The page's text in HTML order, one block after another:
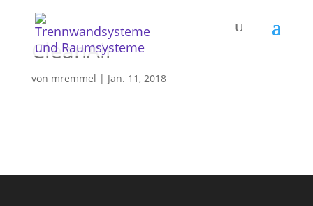
CleanAir
von mremmel | Jan. 11, 2018